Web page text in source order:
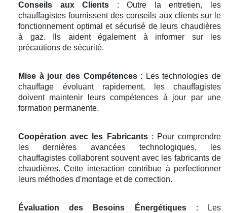
Conseils aux Clients : Outre la entretien, les
chauffagistes fournissent des conseils aux clients sur le
fonctionnement optimal et sécurisé de leurs chaudières
à gaz. Ils aident également à informer sur les
précautions de sécurité.
Mise à jour des Compétences: Les technologies de
chauffage évoluant rapidement, les chauffagistes
doivent maintenir leurs compétences à jour par une
formation permanente.
Coopération avec les Fabricants: Pour comprendre
les dernières avancées technologiques, les
chauffagistes collaborent souvent avec les fabricants de
chaudières. Cette interaction contribue à perfectionner
leurs méthodes d'montage et de correction.
Évaluation des Besoins Énergétiques: Les